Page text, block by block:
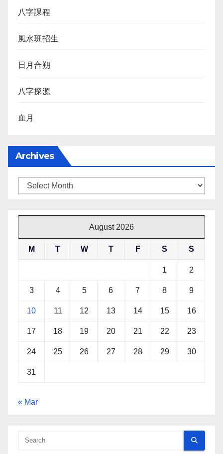
八字課程
風水班招生
日月合朔
八字探源
血月
Archives
Archives
August 2026
M T W T F S S
1 2
3 4 5 6 7 8 9
10 11 12 13 14 15 16
17 18 19 20 21 22 23
24 25 26 27 28 29 30
31
« Mar